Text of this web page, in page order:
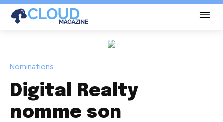
Nominations
Digital Realty
nomme son